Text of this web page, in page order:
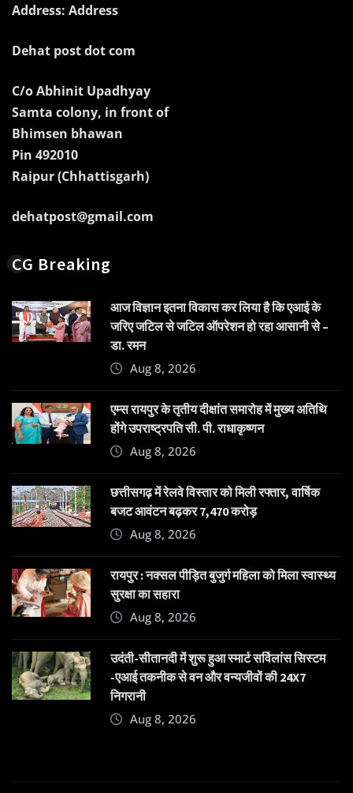
Address: Address
Dehat post dot com
C/o Abhinit Upadhyay
Samta colony, in front of
Bhimsen bhawan
Pin 492010
Raipur (Chhattisgarh)
dehatpost@gmail.com
CG Breaking
आज विज्ञान इतना विकास कर लिया है कि एआई के
जरिए जटिल से जटिल ऑपरेशन हो रहा आसानी से –
डा. रमन
Aug 8, 2026
एम्स रायपुर के तृतीय दीक्षांत समारोह में मुख्य अतिथि
होंगे उपराष्ट्रपति सी. पी. राधाकृष्णन
Aug 8, 2026
छत्तीसगढ़ में रेलवे विस्तार को मिली रफ्तार, वार्षिक
बजट आवंटन बढ़कर 7,470 करोड़
Aug 8, 2026
रायपुर : नक्सल पीड़ित बुजुर्ग महिला को मिला स्वास्थ्य
सुरक्षा का सहारा
Aug 8, 2026
उदंती-सीतानदी में शुरू हुआ स्मार्ट सर्विलांस सिस्टम
-एआई तकनीक से वन और वन्यजीवों की 24X7
निगरानी
Aug 8, 2026